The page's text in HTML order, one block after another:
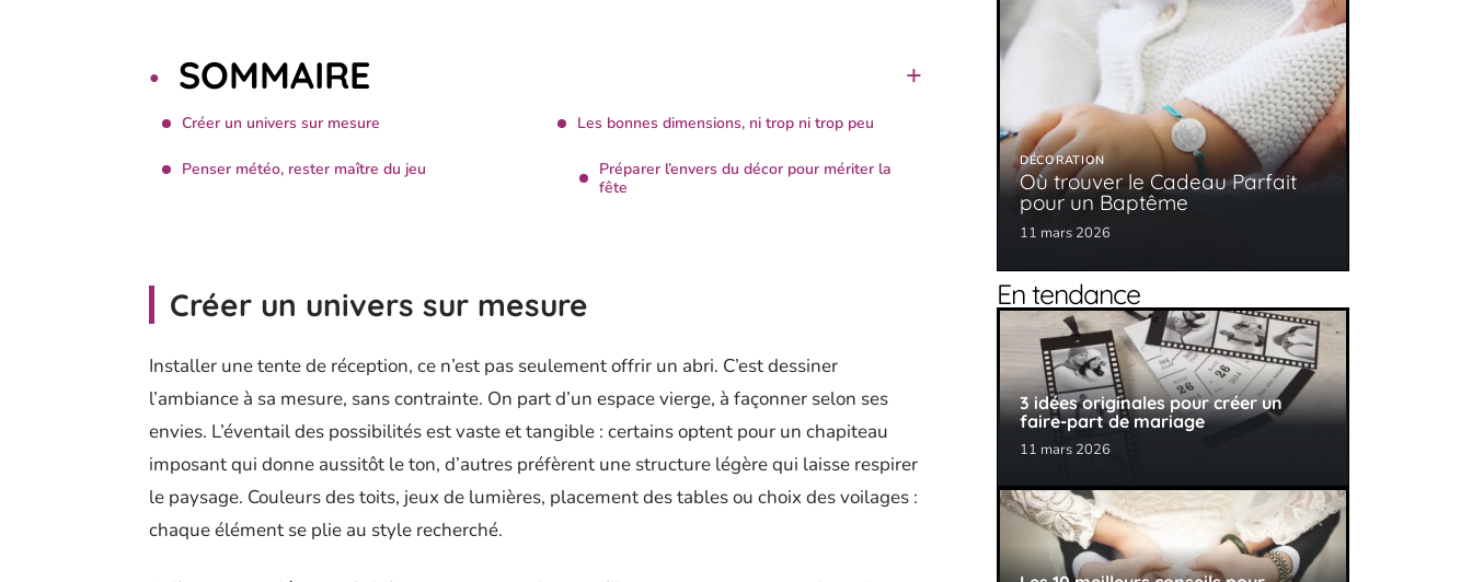
SOMMAIRE
Créer un univers sur mesure
Penser météo, rester maître du jeu
Les bonnes dimensions, ni trop ni trop peu
Préparer l’envers du décor pour mériter la
fête
Créer un univers sur mesure
Installer une tente de réception, ce n’est pas seulement offrir un abri. C’est dessiner
l’ambiance à sa mesure, sans contrainte. On part d’un espace vierge, à façonner selon ses
envies. L’éventail des possibilités est vaste et tangible : certains optent pour un chapiteau
imposant qui donne aussitôt le ton, d’autres préfèrent une structure légère qui laisse respirer
le paysage. Couleurs des toits, jeux de lumières, placement des tables ou choix des voilages :
chaque élément se plie au style recherché.
DÉCORATION
Où trouver le Cadeau Parfait
pour un Baptême
11 mars 2026
En tendance
3 idées originales pour créer un
faire-part de mariage
11 mars 2026